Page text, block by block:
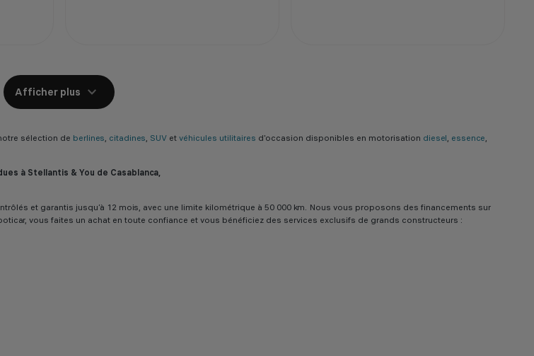
Afficher plus
sélection de berlines, citadines, SUV etvéhicules utilitaires d'occasion disponibles en motorisation diesel, essence,
à Stellantis & You de Casablanca,
et garantis jusqu’à 12 mois, avec une limite kilométrique à 50 000 km. Nous vous proposons des financements sur
vous faites un achat en toute confiance et vous bénéficiez des services exclusifs de grands constructeurs :